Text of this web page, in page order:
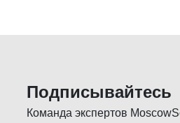
Подписывайтесь
Команда экспертов